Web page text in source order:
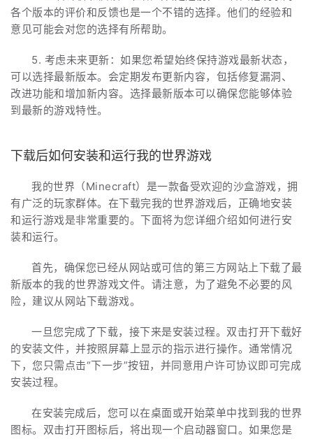
各个版本的评价和反馈也是一个不错的选择。他们的经验和
意见可能会对您的选择有所帮助。
5. 考虑未来更新：如果您希望始终保持游戏最新状态，
可以选择最新版本。会定期发布更新内容，包括修复漏洞、
改进功能和增加新内容。选择最新版本可以确保您能够体验
到最新的游戏特性。
下载后如何安装和运行我的世界游戏
我的世界（Minecraft）是一款备受欢迎的沙盒游戏，拥
有广泛的玩家群体。在下载完我的世界游戏后，正确地安装
和运行游戏是非常重要的。下面将为您详细介绍如何进行安
装和运行。
首先，确保您已经从网站或可信的第三方网站上下载了最
新版本的我的世界游戏文件。请注意，为了避免不必要的风
险，建议从网站下载游戏。
一旦您完成了下载，接下来是安装过程。双击打开下载好
的安装文件，并按照屏幕上显示的指示进行操作。通常情况
下，您只需点击“下一步”按钮，并同意用户许可协议即可完成
安装过程。
在安装完成后，您可以在桌面或开始菜单中找到我的世界
图标。双击打开图标后，将出现一个启动器窗口。如果您是